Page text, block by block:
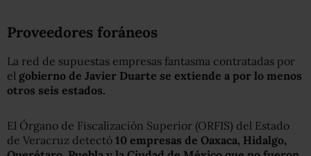
Proveedores foráneos
La red de supuestas empresas fantasma contratadas por
el gobierno de Javier Duarte se extiende a por lo menos
otros seis estados.
El Órgano de Fiscalización Superior (ORFIS) del Estado
de Veracruz detectó 10 empresas de Oaxaca, Hidalgo,